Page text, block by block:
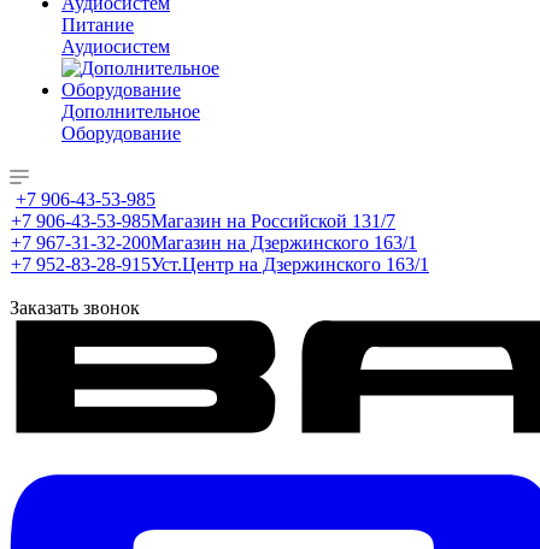
Питание
Аудиосистем
Дополнительное
Оборудование
+7 906-43-53-985
+7 906-43-53-985Магазин на Российской 131/7
+7 967-31-32-200Магазин на Дзержинского 163/1
+7 952-83-28-915Уст.Центр на Дзержинского 163/1
Заказать звонок